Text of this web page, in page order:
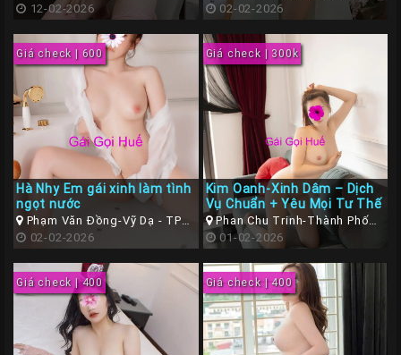
12-02-2026
Thừa Thiên Huế
02-02-2026
Giá check | 600
Hà Nhy Em gái xinh làm tình
ngọt nước
Phạm Văn Đồng-Vỹ Dạ - TP
Huế ( Thừa Thiên Huế )
02-02-2026
Giá check | 300k
Kim Oanh-Xinh Dâm – Dịch
Vụ Chuẩn + Yêu Mọi Tư Thế
Phan Chu Trinh-Thành Phố
Huế01-02-2026
Giá check | 400 Giá check | 400